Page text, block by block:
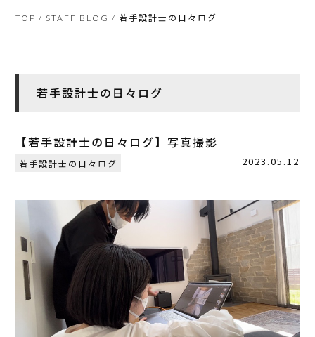
TOP / STAFF BLOG /若手設計士の日々ログ
若手設計士の日々ログ
【若手設計士の日々ログ】写真撮影
若手設計士の日々ログ 2023.05.12